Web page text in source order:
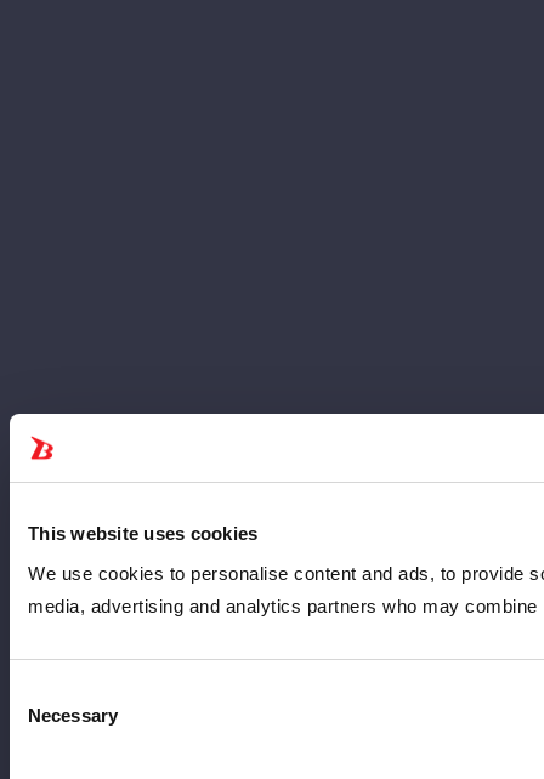
This website uses cookies
We use cookies to personalise content and ads, to provide
media, advertising and analytics partners who may
Selection
Necessary